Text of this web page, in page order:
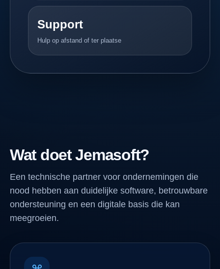
Support
Hulp op afstand of ter plaatse
Wat doet Jemasoft?
Een technische partner voor ondernemingen die
nood hebben aan duidelijke software, betrouwbare
ondersteuning en een digitale basis die kan
meegroeien.